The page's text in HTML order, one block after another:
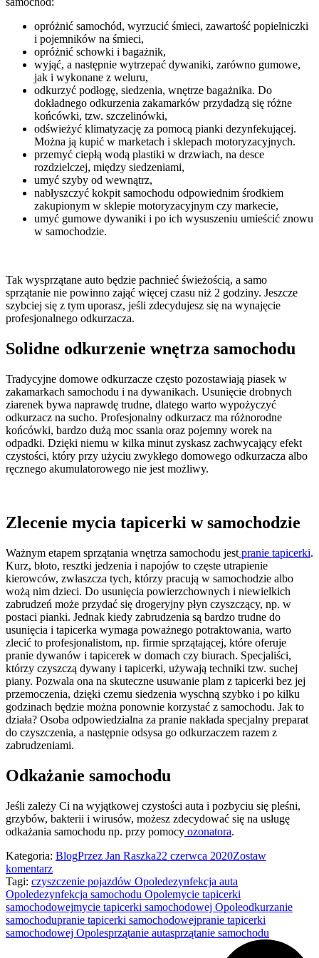
opróżnić samochód, wyrzucić śmieci, zawartość popielniczki
i pojemników na śmieci,
opróżnić schowki i bagażnik,
wyjąć, a następnie wytrzepać dywaniki, zarówno gumowe,
jak i wykonane z weluru,
odkurzyć podłogę, siedzenia, wnętrze bagażnika. Do
dokładnego odkurzenia zakamarków przydadzą się różne
końcówki, tzw. szczelinówki,
odświeżyć klimatyzację za pomocą pianki dezynfekującej.
Można ją kupić w marketach i sklepach motoryzacyjnych.
przemyć ciepłą wodą plastiki w drzwiach, na desce
rozdzielczej, między siedzeniami,
umyć szyby od wewnątrz,
nabłyszczyć kokpit samochodu odpowiednim środkiem
zakupionym w sklepie motoryzacyjnym czy markecie,
umyć gumowe dywaniki i po ich wysuszeniu umieścić znowu
w samochodzie.
Tak wysprzątane auto będzie pachnieć świeżością, a samo
sprzątanie nie powinno zająć więcej czasu niż 2 godziny. Jeszcze
szybciej się z tym uporasz, jeśli zdecydujesz się na wynajęcie
profesjonalnego odkurzacza.
Solidne odkurzenie wnętrza samochodu
Tradycyjne domowe odkurzacze często pozostawiają piasek w
zakamarkach samochodu i na dywanikach. Usunięcie drobnych
ziarenek bywa naprawdę trudne, dlatego warto wypożyczyć
odkurzacz na sucho. Profesjonalny odkurzacz ma różnorodne
końcówki, bardzo dużą moc ssania oraz pojemny worek na
odpadki. Dzięki niemu w kilka minut zyskasz zachwycający efekt
czystości, który przy użyciu zwykłego domowego odkurzacza albo
ręcznego akumulatorowego nie jest możliwy.
Zlecenie mycia tapicerki w samochodzie
Ważnym etapem sprzątania wnętrza samochodu jest pranie tapicerki.
Kurz, błoto, resztki jedzenia i napojów to częste utrapienie
kierowców, zwłaszcza tych, którzy pracują w samochodzie albo
wożą nim dzieci. Do usunięcia powierzchownych i niewielkich
zabrudzeń może przydać się drogeryjny płyn czyszczący, np. w
postaci pianki. Jednak kiedy zabrudzenia są bardzo trudne do
usunięcia i tapicerka wymaga poważnego potraktowania, warto
zlecić to profesjonalistom, np. firmie sprzątającej, które oferuje
pranie dywanów i tapicerek w domach czy biurach. Specjaliści,
którzy czyszczą dywany i tapicerki, używają techniki tzw. suchej
piany. Pozwala ona na skuteczne usuwanie plam z tapicerki bez jej
przemoczenia, dzięki czemu siedzenia wyschną szybko i po kilku
godzinach będzie można ponownie korzystać z samochodu. Jak to
działa? Osoba odpowiedzialna za pranie nakłada specjalny preparat
do czyszczenia, a następnie odsysa go odkurzaczem razem z
zabrudzeniami.
Odkażanie samochodu
Jeśli zależy Ci na wyjątkowej czystości auta i pozbyciu się pleśni,
grzybów, bakterii i wirusów, możesz zdecydować się na usługę
odkażania samochodu np. przy pomocy ozonatora.
Kategoria: BlogPrzez Jan Raszka22 czerwca 2020Zostaw
komentarz
Tagi: czyszczenie pojazdów Opoledezynfekcja auta
Opoledezynfekcja samochodu Opolemycie tapicerki
samochodowejmycie tapicerki samochodowej Opoleodkurzanie
samochodupranie tapicerki samochodowejpranie tapicerki
samochodowej Opolesprzątanie autasprzątanie samochodu